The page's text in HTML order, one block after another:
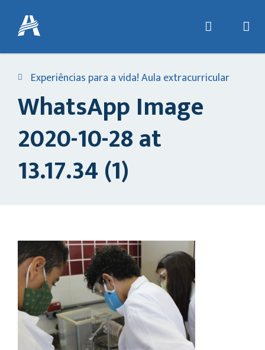
Experiências para a vida! Aula extracurricular
WhatsApp Image
2020-10-28 at
13.17.34 (1)